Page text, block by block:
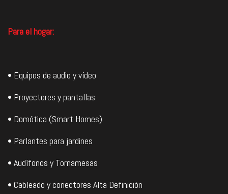
Para el hogar:
• Equipos de audio y vídeo
• Proyectores y pantallas
• Domótica (Smart Homes)
• Parlantes para jardines
• Audífonos y Tornamesas
• Cableado y conectores Alta Definición